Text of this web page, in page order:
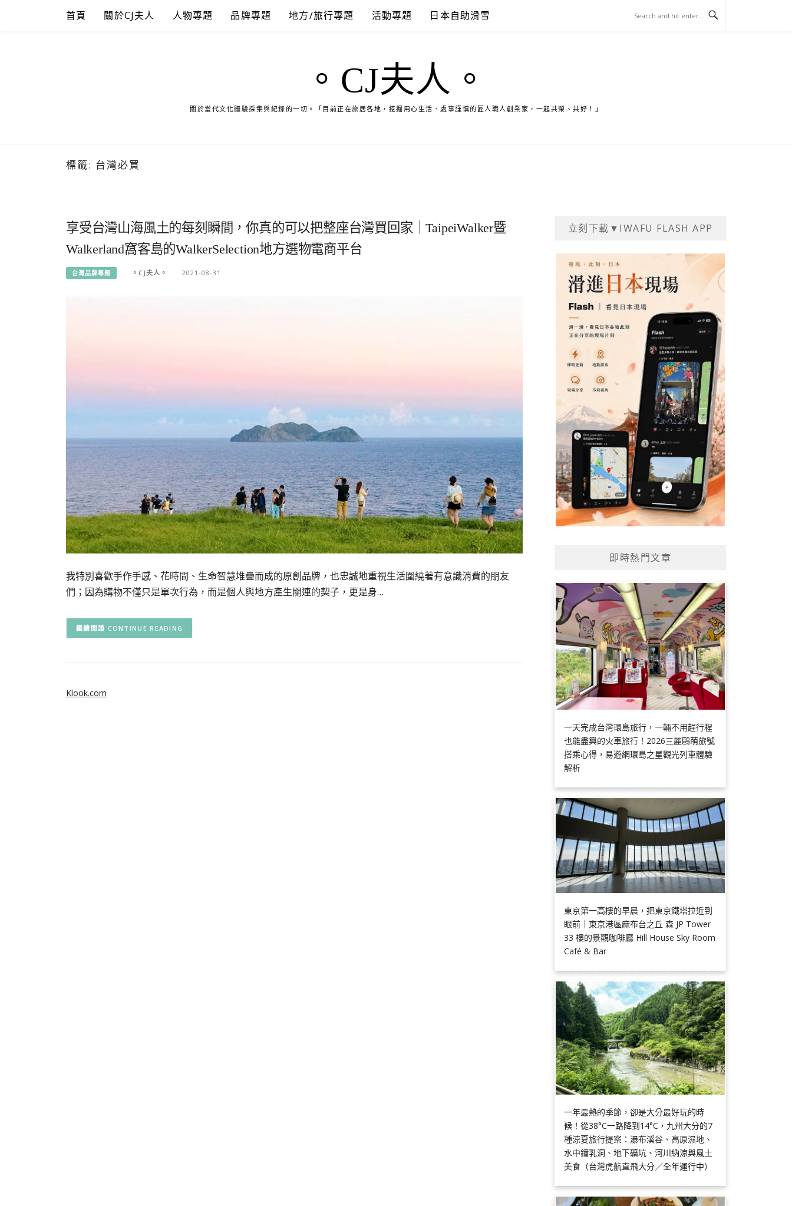
首頁 關於CJ夫人 人物專題 品牌專題 地方/旅行專題 活動專題 日本自助滑雪
。CJ夫人。
關於當代文化體驗採集與紀錄的一切。「目前正在旅居各地，挖掘用心生活、處事謹慎的匠人職人創業家，一起共榮、共好！」
標籤: 台灣必買
享受台灣山海風土的每刻瞬間，你真的可以把整座台灣買回家｜TaipeiWalker暨
Walkerland窩客島的WalkerSelection地方選物電商平台
台灣品牌專題 。CJ夫人。 2021-08-31
我特別喜歡手作手感、花時間、生命智慧堆疊而成的原創品牌，也忠誠地重視生活圍繞著有意識消費的朋友
們；因為購物不僅只是單次行為，而是個人與地方產生關連的契子，更是身…
CONTINUE READING
立刻下載▼IWAFU FLASH APP
即時熱門文章
一天完成台灣環島旅行，一輛不用趕行程
也能盡興的火車旅行！2026三麗鷗萌旅號
搭乘心得，易遊網環島之星觀光列車體驗
解析
東京第一高樓的早晨，把東京鐵塔拉近到
眼前｜東京港區麻布台之丘 森 JP Tower
33 樓的景觀咖啡廳 Hill House Sky Room
Café & Bar
一年最熱的季節，卻是大分最好玩的時
候！從38°C一路降到14°C，九州大分的7
種涼夏旅行提案：瀑布溪谷、高原濕地、
水中鐘乳洞、地下礦坑、河川納涼與風土
美食（台灣虎航直飛大分／全年運行中）
Klook.com